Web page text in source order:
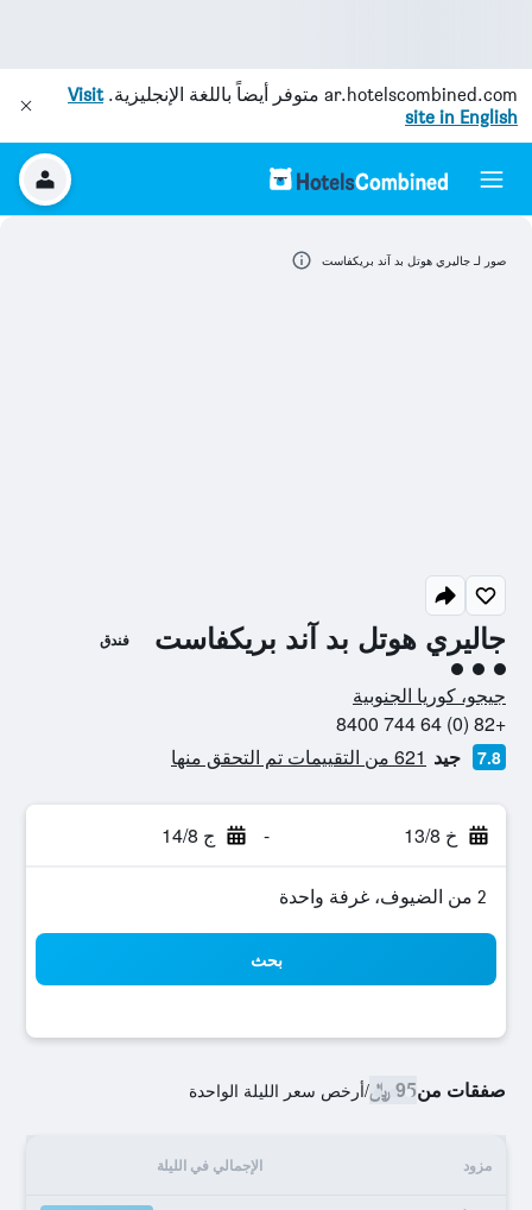
ar.hotelscombined.com متوفر أيضاً باللغة الإنجليزية.Visit
site in English
جاليري هوتل بد آند بريكفاست فندق
تقييم فئة 3
جيجو، كوريا الجنوبية
+82 (0) 64 744 8400
7.8 جيد 621 من التقييمات تم التحقق منها
خ 13/8 - ج 14/8
2 من الضيوف، غرفة واحدة
بحث
صفقات من95 ﷼ /أرخص سعر الليلة الواحدة
مزود الإجمالي في الليلة
صور لـ جاليري هوتل بد آند بريكفاست